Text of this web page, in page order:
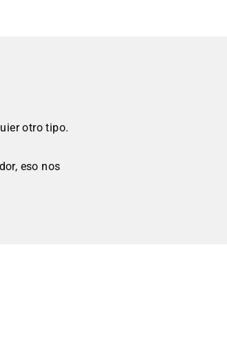
otro tipo.
eso nos